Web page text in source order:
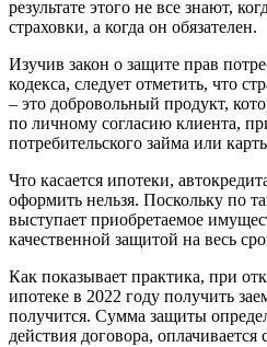
результате этого не все знают,
страховки, а когда он обязателен.
Изучив закон о защите прав
кодекса, следует отметить, что
– это добровольный продукт,
по личному согласию клиента,
потребительского займа или
Что касается ипотеки,
оформить нельзя. Поскольку по
выступает приобретаемое
качественной защитой на весь
Как показывает практика, при
ипотеке в 2022 году получить
получится. Сумма защиты
действия договора,